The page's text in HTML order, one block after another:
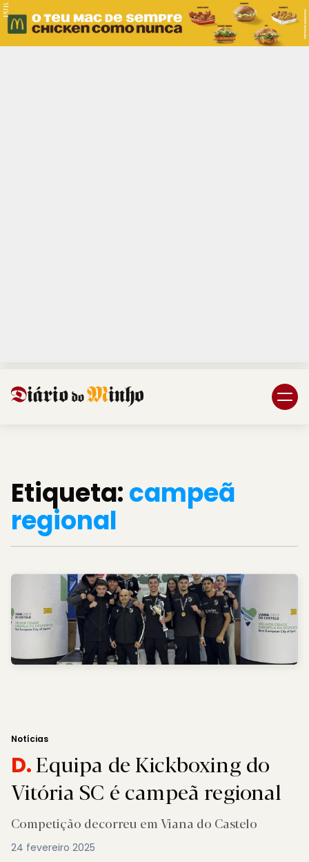
PUB.
Etiqueta:campeã
regional
Notícias
D.Equipa de Kickboxing do
Vitória SC é campeã regional
Competição decorreu em Viana do Castelo
24 fevereiro 2025